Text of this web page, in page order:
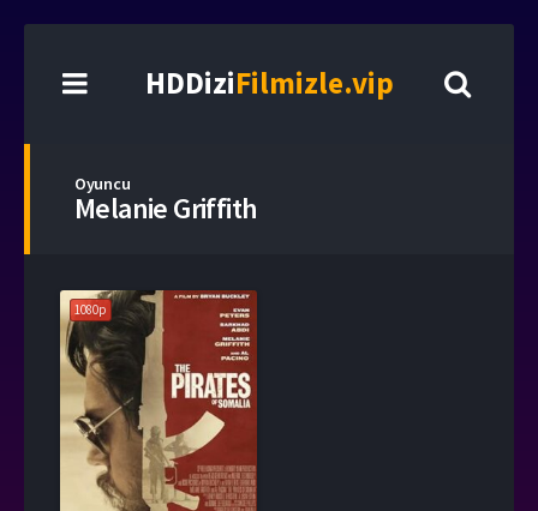
HDDiziFilmizle.vip
Oyuncu
Melanie Griffith
1080p